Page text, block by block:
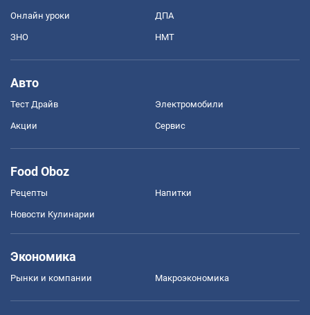
Онлайн уроки ДПА
ЗНО НМТ
Авто
Тест Драйв Электромобили
Акции Сервис
Food Oboz
Рецепты Напитки
Новости Кулинарии
Экономика
Рынки и компании Mакроэкономика